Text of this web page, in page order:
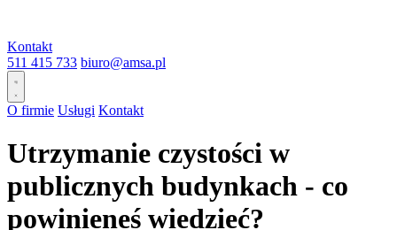
Kontakt
511 415 733 biuro@amsa.pl
O firmie Usługi Kontakt
Utrzymanie czystości w
publicznych budynkach - co
powinieneś wiedzieć?